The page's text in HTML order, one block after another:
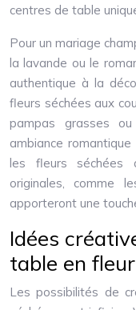
centres de table
Pour un mariage
la lavande ou le
authentique à la
fleurs séchées aux
pampas grasses
ambiance
les fleurs séchées
originales, comme
apporteront une
Idées
table en
Les possibilités de